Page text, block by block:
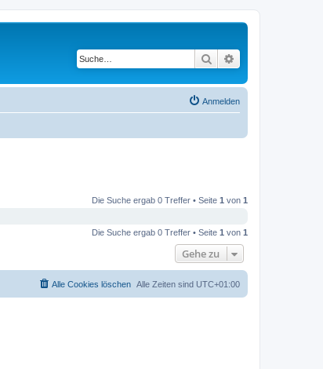
Suche
Anmelden
Die Suche ergab 0 Treffer • Seite 1 von 1
Die Suche ergab 0 Treffer • Seite 1 von 1
Gehe zu
Alle Zeiten sind UTC+01:00
Alle Cookies löschen